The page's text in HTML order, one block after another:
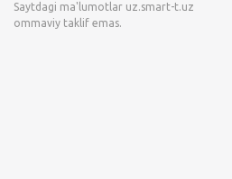
Saytdagi ma'lumotlar uz.smart-t.uz
ommaviy taklif emas.